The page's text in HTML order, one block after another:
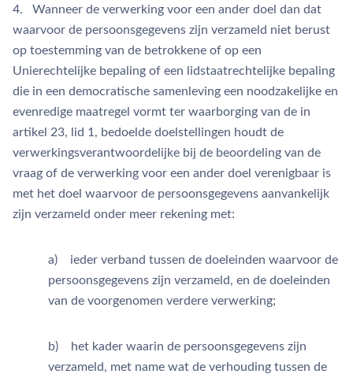
4. Wanneer de verwerking voor een ander doel dan dat
waarvoor de persoonsgegevens zijn verzameld niet berust
op toestemming van de betrokkene of op een
Unierechtelijke bepaling of een lidstaatrechtelijke bepaling
die in een democratische samenleving een noodzakelijke en
evenredige maatregel vormt ter waarborging van de in
artikel 23, lid 1, bedoelde doelstellingen houdt de
verwerkingsverantwoordelijke bij de beoordeling van de
vraag of de verwerking voor een ander doel verenigbaar is
met het doel waarvoor de persoonsgegevens aanvankelijk
zijn verzameld onder meer rekening met:
a) ieder verband tussen de doeleinden waarvoor de
persoonsgegevens zijn verzameld, en de doeleinden
van de voorgenomen verdere verwerking;
b) het kader waarin de persoonsgegevens zijn
verzameld, met name wat de verhouding tussen de